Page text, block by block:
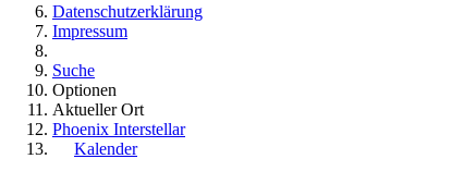
Datenschutzerklärung
Impressum
Suche
Optionen
Aktueller Ort
Phoenix Interstellar
Kalender